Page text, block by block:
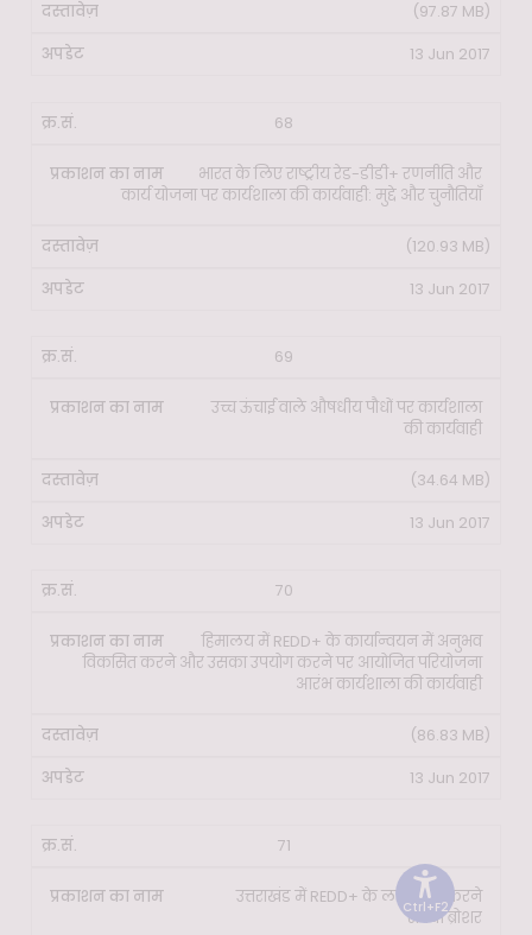
(97.87 MB)
13 Jun 2017
68
भारत के लिए राष्ट्रीय रेड-डीडी+ रणनीति और
कार्य योजना पर कार्यशाला की कार्यवाही: मुद्दे और चुनौतियाँ
(120.93 MB)
13 Jun 2017
69
उच्च ऊंचाई वाले औषधीय पौधों पर कार्यशाला
की कार्यवाही
(34.64 MB)
13 Jun 2017
70
हिमालय में REDD+ के कार्यान्वयन में अनुभव
विकसित करने और उसका उपयोग करने पर आयोजित परियोजना
आरंभ कार्यशाला की कार्यवाही
(86.83 MB)
13 Jun 2017
71
उत्तराखंड में REDD+ के लाभ प्राप्त करने
संबंधी ब्रोशर
Ctrl+F2